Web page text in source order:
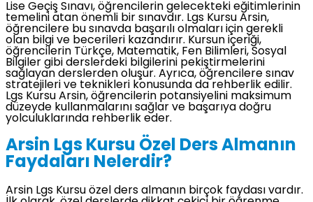
Lise Geçiş Sınavı, öğrencilerin gelecekteki eğitimlerinin
temelini atan önemli bir sınavdır. Lgs Kursu Arsin,
öğrencilere bu sınavda başarılı olmaları için gerekli
olan bilgi ve becerileri kazandırır. Kursun içeriği,
öğrencilerin Türkçe, Matematik, Fen Bilimleri, Sosyal
Bilgiler gibi derslerdeki bilgilerini pekiştirmelerini
sağlayan derslerden oluşur. Ayrıca, öğrencilere sınav
stratejileri ve teknikleri konusunda da rehberlik edilir.
Lgs Kursu Arsin, öğrencilerin potansiyelini maksimum
düzeyde kullanmalarını sağlar ve başarıya doğru
yolculuklarında rehberlik eder.
Arsin Lgs Kursu Özel Ders Almanın
Faydaları Nelerdir?
Arsin Lgs Kursu özel ders almanın birçok faydası vardır.